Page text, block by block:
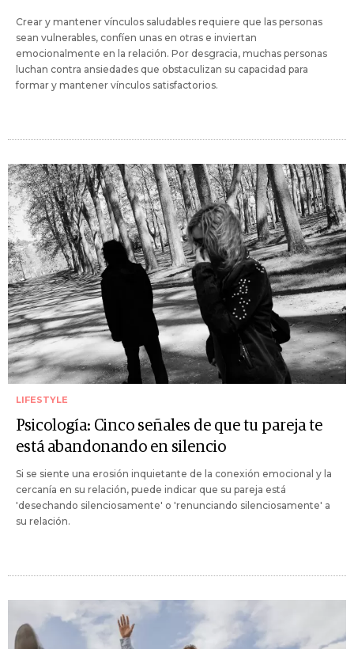
Crear y mantener vínculos saludables requiere que las personas
sean vulnerables, confíen unas en otras e inviertan
emocionalmente en la relación. Por desgracia, muchas personas
luchan contra ansiedades que obstaculizan su capacidad para
formar y mantener vínculos satisfactorios.
LIFESTYLE
Psicología: Cinco señales de que tu pareja te
está abandonando en silencio
Si se siente una erosión inquietante de la conexión emocional y la
cercanía en su relación, puede indicar que su pareja está
'desechando silenciosamente' o 'renunciando silenciosamente' a
su relación.